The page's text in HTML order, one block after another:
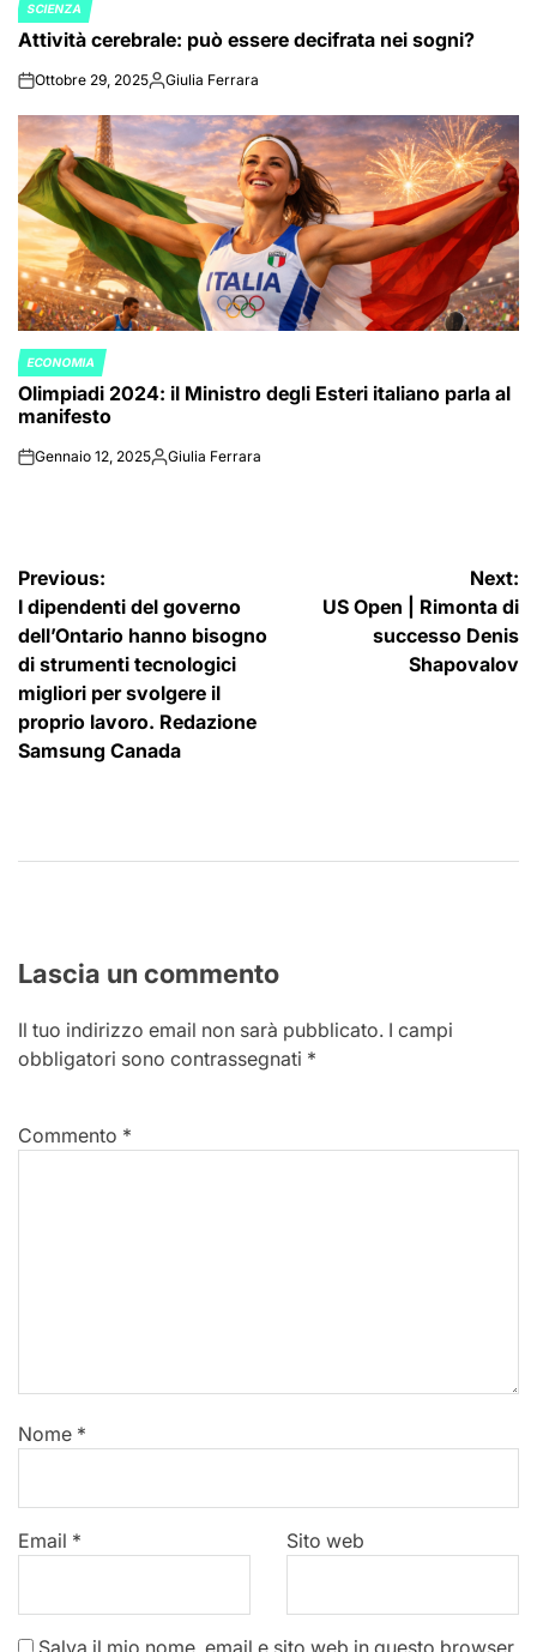
POSTED
IN
SCIENZA
Attività cerebrale: può essere decifrata nei sogni?
onOttobre 29, 2025Posted
Giulia Ferrara
POSTED
IN
ECONOMIA
Olimpiadi 2024: il Ministro degli Esteri italiano parla al
manifesto
onGennaio 12, 2025Posted
Giulia Ferrara
Navigazione
articoli
Previous:
I dipendenti del governo
dell’Ontario hanno bisogno
di strumenti tecnologici
migliori per svolgere il
proprio lavoro. Redazione
Samsung Canada
Next:
US Open | Rimonta di
successo Denis
Shapovalov
Lascia un commento
Il tuo indirizzo email non sarà pubblicato. I campi
obbligatori sono contrassegnati *
Commento *
Nome *
Email * Sito web